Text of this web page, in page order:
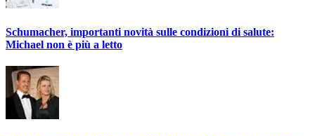
Schumacher, importanti novità sulle condizioni di salute:
Michael non è più a letto